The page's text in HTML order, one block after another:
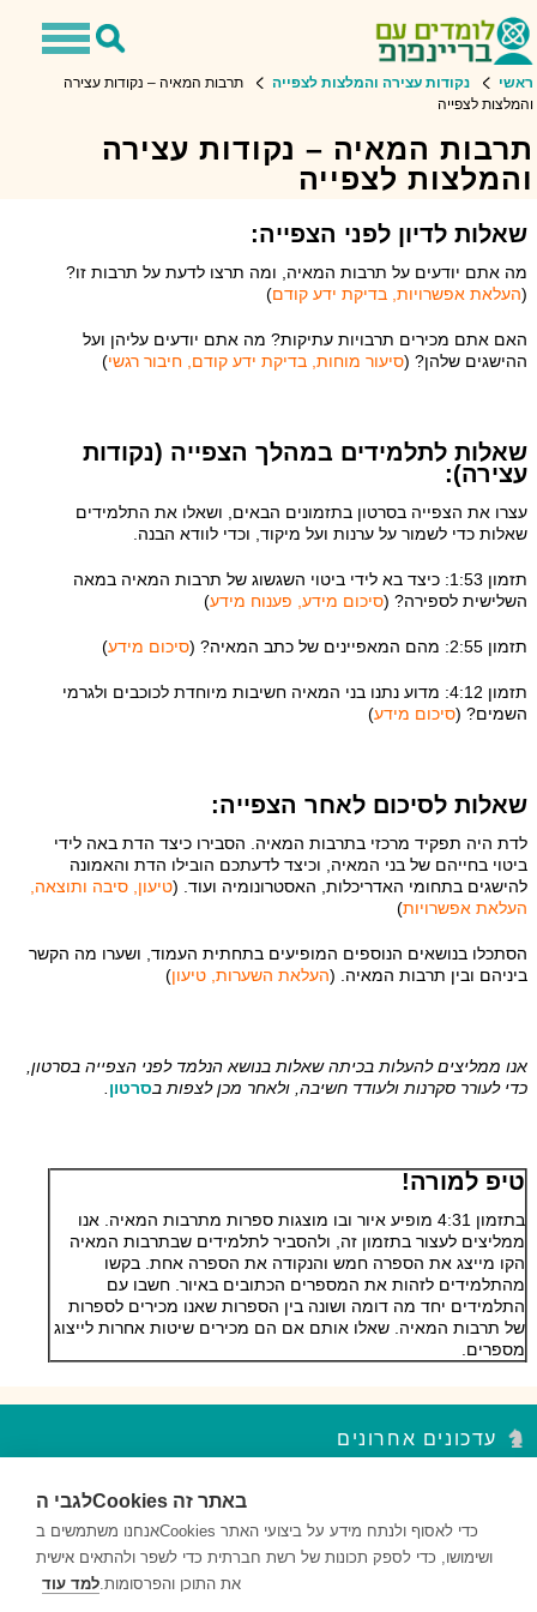
Toggle
Toggle
ראשי נקודות עצירה והמלצות לצפייה
תרבות המאיה – נקודות עצירה
והמלצות לצפייה
תרבות המאיה – נקודות עצירה
והמלצות לצפייה
שאלות לדיון לפני הצפייה:
מה אתם יודעים על תרבות המאיה, ומה תרצו לדעת על תרבות זו?
(העלאת אפשרויות, בדיקת ידע קודם)
האם אתם מכירים תרבויות עתיקות? מה אתם יודעים עליהן ועל
ההישגים שלהן? (סיעור מוחות, בדיקת ידע קודם, חיבור רגשי)
שאלות לתלמידים במהלך הצפייה (נקודות
עצירה):
עצרו את הצפייה בסרטון בתזמונים הבאים, ושאלו את התלמידים
שאלות כדי לשמור על ערנות ועל מיקוד, וכדי לוודא הבנה.
תזמון 1:53: כיצד בא לידי ביטוי השגשוג של תרבות המאיה במאה
השלישית לספירה? (סיכום מידע, פענוח מידע)
תזמון 2:55: מהם המאפיינים של כתב המאיה? ( סיכום מידע)
תזמון 4:12: מדוע נתנו בני המאיה חשיבות מיוחדת לכוכבים ולגרמי
השמים? (סיכום מידע)
שאלות לסיכום לאחר הצפייה:
לדת היה תפקיד מרכזי בתרבות המאיה. הסבירו כיצד הדת באה לידי
ביטוי בחייהם של בני המאיה, וכיצד לדעתכם הובילו הדת והאמונה
להישגים בתחומי האדריכלות, האסטרונומיה ועוד. (טיעון, סיבה ותוצאה,
העלאת אפשרויות)
הסתכלו בנושאים הנוספים המופיעים בתחתית העמוד, ושערו מה הקשר
ביניהם ובין תרבות המאיה. (העלאת השערות, טיעון)
אנו ממליצים להעלות בכיתה שאלות בנושא הנלמד לפני הצפייה בסרטון,
כדי לעורר סקרנות ולעודד חשיבה, ולאחר מכן לצפות בסרטון
טיפ למורה!
בתזמון 4:31 מופיע איור ובו מוצגות ספרות מתרבות המאיה. אנו
ממליצים לעצור בתזמון זה, ולהסביר לתלמידים שבתרבות המאיה
הקו מייצג את הספרה חמש והנקודה את הספרה אחת. בקשו
מהתלמידים לזהות את המספרים הכתובים באיור. חשבו עם
התלמידים יחד מה דומה ושונה בין הספרות שאנו מכירים לספרות
של תרבות המאיה. שאלו אותם אם הם מכירים שיטות אחרות לייצוג
מספרים.
עדכונים אחרונים
השאלות במקבץ נקודות העצירה מעודדות למידה ברמות חשיבה שונות...
השאלות במקבץ נקודות העצירה מעודדות למידה ברמות חשיבה שונות...
לגבי הCookies באתר זה
אנחנו משתמשים בCookies כדי לאסוף ולנתח מידע על ביצועי האתר
ושימושו, כדי לספק תכונות של רשת חברתית כדי לשפר ולהתאים אישית
את התוכן והפרסומות.למד עוד